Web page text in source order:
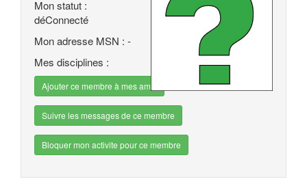
Mon statut :
déConnecté
Mon adresse MSN : -
Mes disciplines :
Ajouter ce membre à mes amis
Suivre les messages de ce membre
Bloquer mon activite pour ce membre